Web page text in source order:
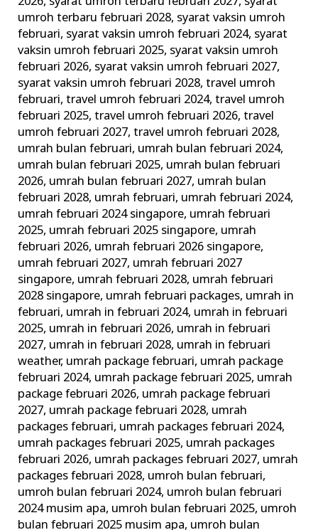
umroh terbaru februari 2028, syarat vaksin umroh
februari, syarat vaksin umroh februari 2024, syarat
vaksin umroh februari 2025, syarat vaksin umroh
februari 2026, syarat vaksin umroh februari 2027,
syarat vaksin umroh februari 2028,travel umroh
februari,travel umroh februari 2024,travel umroh
februari 2025,travel umroh februari 2026,travel
umroh februari 2027,travel umroh februari 2028,
umrah bulan februari, umrah bulan februari 2024,
umrah bulan februari 2025, umrah bulan februari
2026, umrah bulan februari 2027, umrah bulan
februari 2028, umrah februari, umrah februari 2024,
umrah februari 2024 singapore, umrah februari
2025, umrah februari 2025 singapore, umrah
februari 2026, umrah februari 2026 singapore,
umrah februari 2027, umrah februari 2027
singapore, umrah februari 2028, umrah februari
2028 singapore, umrah februari packages, umrah in
februari, umrah in februari 2024, umrah in februari
2025, umrah in februari 2026, umrah in februari
2027, umrah in februari 2028, umrah in februari
weather, umrah package februari, umrah package
februari 2024, umrah package februari 2025, umrah
package februari 2026, umrah package februari
2027, umrah package februari 2028, umrah
packages februari, umrah packages februari 2024,
umrah packages februari 2025, umrah packages
februari 2026, umrah packages februari 2027, umrah
packages februari 2028, umroh bulan februari,
umroh bulan februari 2024, umroh bulan februari
2024 musim apa, umroh bulan februari 2025, umroh
bulan februari 2025 musim apa, umroh bulan